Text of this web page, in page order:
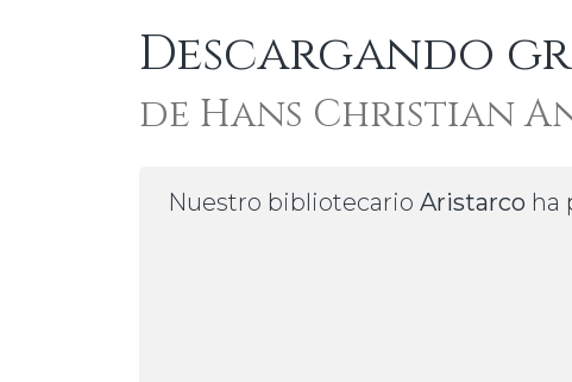
Descargando
de Hans Christian
Nuestro bibliotecario Aristarco ha